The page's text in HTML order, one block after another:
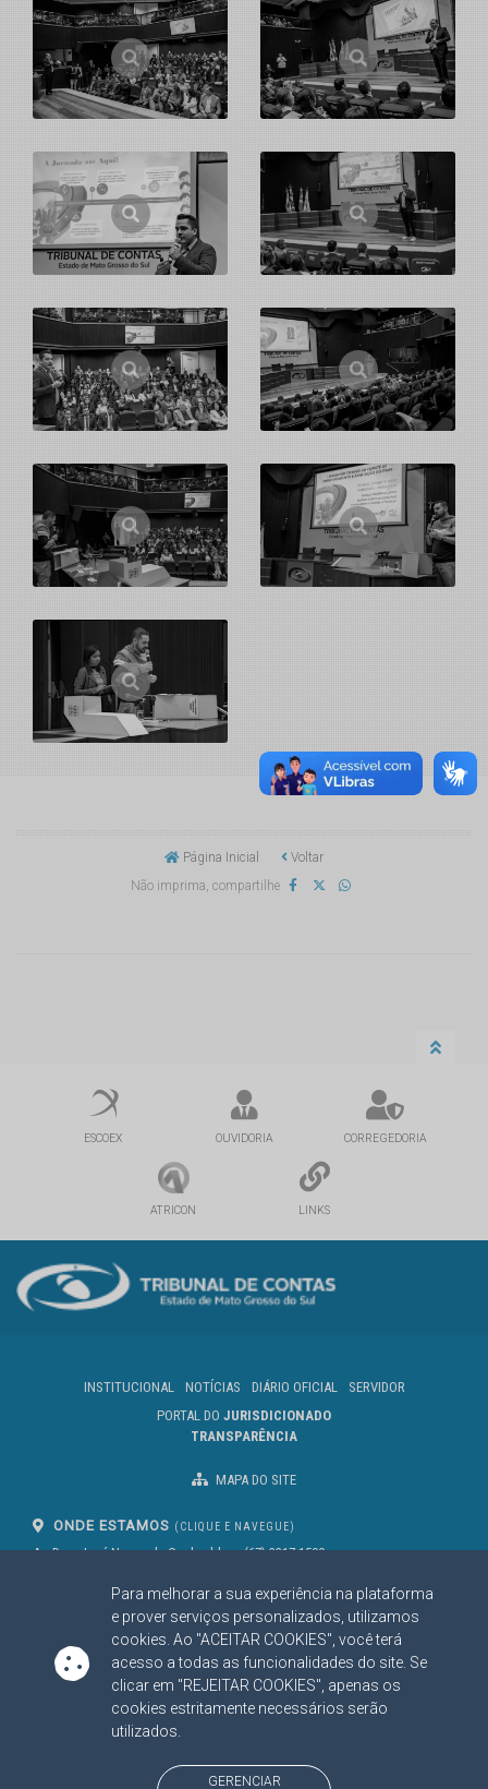
Para melhorar a sua experiência na plataforma
e prover serviços personalizados, utilizamos
cookies. Ao "ACEITAR COOKIES", você terá
acesso a todas as funcionalidades do site. Se
clicar em "REJEITAR COOKIES", apenas os
cookies estritamente necessários serão
utilizados.
GERENCIAR
Página Inicial
Voltar
Não imprima, compartilhe
ESCOEX OUVIDORIA CORREGEDORIA
ATRICON LINKS
INSTITUCIONAL NOTÍCIAS DIÁRIO OFICIAL
SERVIDOR
PORTAL DO JURISDICIONADO
TRANSPARÊNCIA
MAPA DO SITE
ONDE ESTAMOS (CLIQUE E NAVEGUE)
Av. Des. José Nunes da Cunha, bloco
Campo Grande/MS
CEP: 79031-310
(67) 3317-1500
SIGA NOSSAS REDES SOCIAIS
Linked InYoutube
Facebook
X
BAIXE NOSSO APLICATIVO